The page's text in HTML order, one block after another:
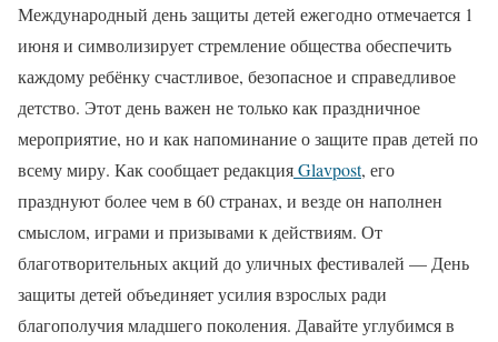
Международный день защиты детей ежегодно отмечается 1
июня и символизирует стремление общества обеспечить
каждому ребёнку счастливое, безопасное и справедливое
детство. Этот день важен не только как праздничное
мероприятие, но и как напоминание о защите прав детей по
всему миру. Как сообщает редакцияGlavpost, его
празднуют более чем в 60 странах, и везде он наполнен
смыслом, играми и призывами к действиям. От
благотворительных акций до уличных фестивалей — День
защиты детей объединяет усилия взрослых ради
благополучия младшего поколения. Давайте углубимся в